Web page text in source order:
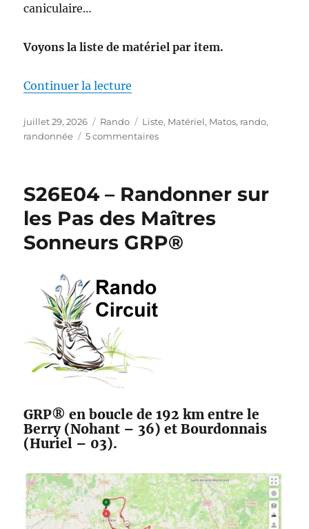
caniculaire…
Voyons la liste de matériel par item.
Continuer la lecture
Publié
le
juillet 29, 2026 Catégories
Rando Étiquettes
Liste, Matériel, Matos, rando,
randonnée
5 commentairessur
la
:
sur
les
S26E04 – Randonner sur
les Pas des Maîtres
Sonneurs GRP®
GRP® en boucle de 192 km entre le
Berry (Nohant – 36) et Bourdonnais
(Huriel – 03).